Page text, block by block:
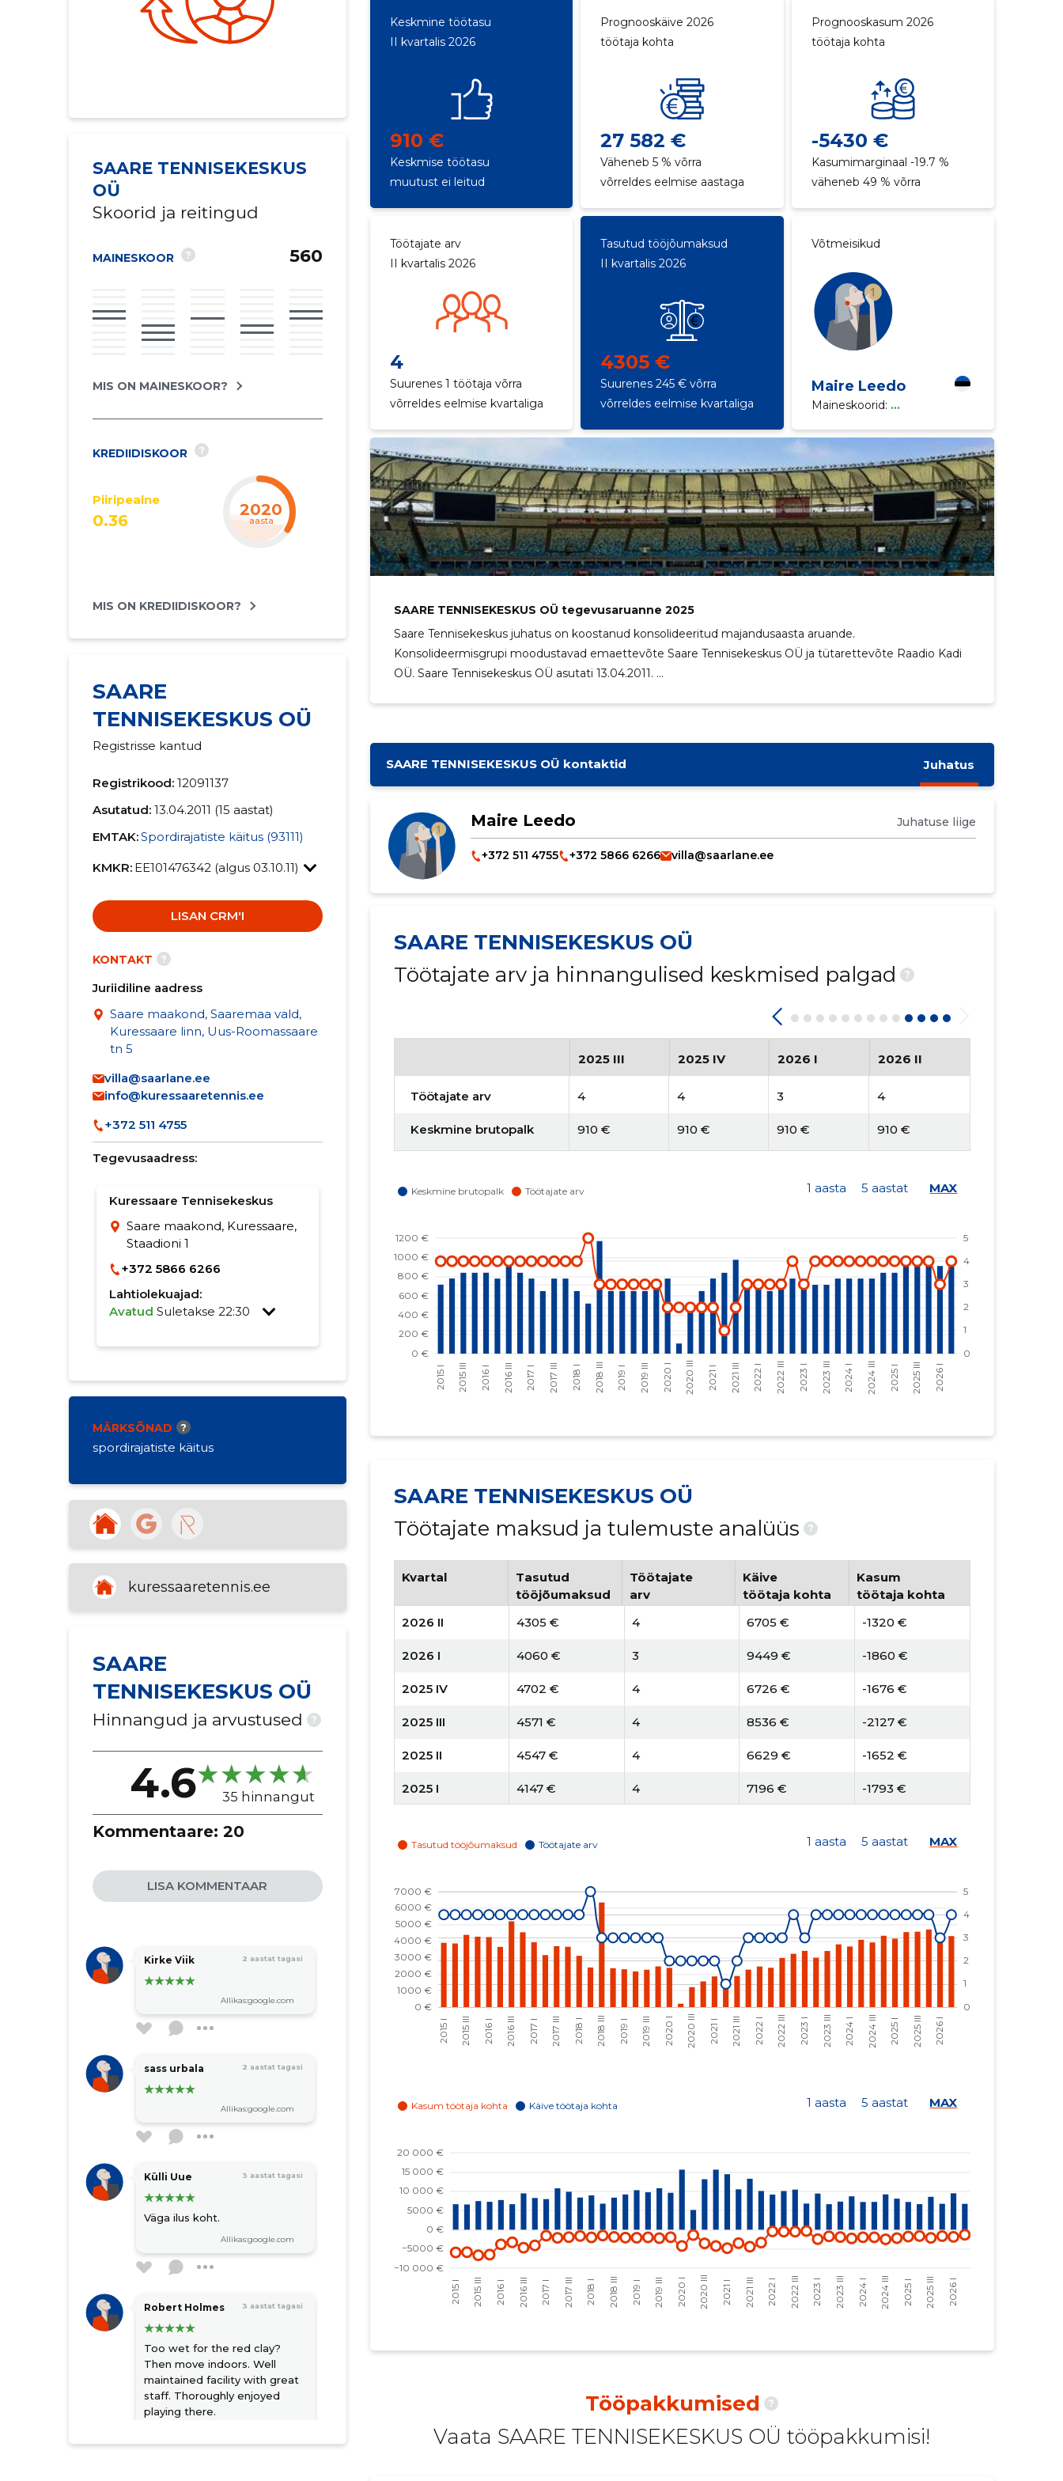
SAARE TENNISEKESKUS
OÜ
Skoorid ja reitingud
MAINESKOOR ? 560
MIS ON MAINESKOOR?
KREDIIDISKOOR ?
Piiripealne
0.36
2021
aasta
MIS ON KREDIIDISKOOR?
SAARE
TENNISEKESKUS OÜ
Registrisse kantud
Registrikood: 12091137
Asutatud: 13.04.2011 (15 aastat)
EMTAK:Spordirajatiste käitus (93111)
KMKR: EE101476342 (algus 03.10.11)
LISAN CRM'I
KONTAKT ?
Juriidiline aadress
Saare maakond, Saaremaa vald,
Kuressaare linn, Uus-Roomassaare
tn 5
villa@saarlane.ee
info@kuressaaretennis.ee
+372 511 4755
Tegevusaadress:
Kuressaare Tennisekeskus
Saare maakond, Kuressaare,
Staadioni 1
+372 5866 6266
Lahtiolekuajad:
Avatud Suletakse 22:30
MÄRKSÕNAD ?
spordirajatiste käitus
kuressaaretennis.ee
SAARE
TENNISEKESKUS OÜ
Hinnangud ja arvustused ?
4.6 35 hinnangut
Kommentaare: 20
LISA KOMMENTAAR
Kirke Viik 2 aastat tagasi
Allikas:google.com
sass urbala 2 aastat tagasi
Allikas:google.com
Külli Uue 3 aastat tagasi
Väga ilus koht.
Allikas:google.com
Robert Holmes 3 aastat tagasi
Too wet for the red clay?
Then move indoors. Well
maintained facility with great
staff. Thoroughly enjoyed
playing there.
Keskmine töötasu
II kvartalis 2026
910 €
Keskmise töötasu
muutust ei leitud
Prognooskäive 2026
töötaja kohta
27 582 €
Väheneb 5 % võrra
võrreldes eelmise aastaga
Prognooskasum 2026
töötaja kohta
-5430 €
Kasumimarginaal -19.7 %
väheneb 49 % võrra
Töötajate arv
II kvartalis 2026
4
Suurenes 1 töötaja võrra
võrreldes eelmise kvartaliga
Tasutud tööjõumaksud
II kvartalis 2026
4305 €
Suurenes 245 € võrra
võrreldes eelmise kvartaliga
Võtmeisikud
Maire Leedo
Maineskoorid: ...
SAARE TENNISEKESKUS OÜ tegevusaruanne 2025
Saare Tennisekeskus juhatus on koostanud konsolideeritud majandusaasta aruande.
Konsolideermisgrupi moodustavad emaettevõte Saare Tennisekeskus OÜ ja tütarettevõte Raadio Kadi
OÜ. Saare Tennisekeskus OÜ asutati 13.04.2011. ...
SAARE TENNISEKESKUS OÜ kontaktid Juhatus
Maire Leedo Juhatuse liige
+372 511 4755 +372 5866 6266 villa@saarlane.ee
SAARE TENNISEKESKUS OÜ
Töötajate arv ja hinnangulised keskmised palgad
?
2025 III 2025 IV 2026 I 2026 II
Töötajate arv 4 4 3 4
Keskmine brutopalk 910 € 910 € 910 € 910 €
1 aasta 5 aastat MAX
SAARE TENNISEKESKUS OÜ
Töötajate maksud ja tulemuste analüüs
?
Kvartal
Tasutud
tööjõumaksud
Töötajate
arv
Käive
töötaja kohta
Kasum
töötaja kohta
2026 II
4305 € 4 6705 € -1320 €
2026 I 4060 € 3 9449 € -1860 €
2025 IV 4702 € 4 6726 € -1676 €
2025 III 4571 € 4 8536 € -2127 €
2025 II 4547 € 4 6629 € -1652 €
2025 I 4147 € 4 7196 € -1793 €
2024 III 3919 €
2024 II 4080 € 4 7209 € -1969 €
2024 I 3674 € 7199 € -1966 €
2023 IV 3805 € 8664 €
2023 III 3402 € 4 7293 € -1912 €
2023 II 2993 € 6624 € -1737 €
2022 II
2022 I 2460 € 3 9119 €
2021 III 1884 € 13 231 €
1688 € 1 10 478 € -3498 €
2020 IV 1559 € 2 15 590 € -4237 €
1 aasta 5 aastat MAX
1 aasta 5 aastat MAX
Tööpakkumised ?
Vaata SAARE TENNISEKESKUS OÜ tööpakkumisi!